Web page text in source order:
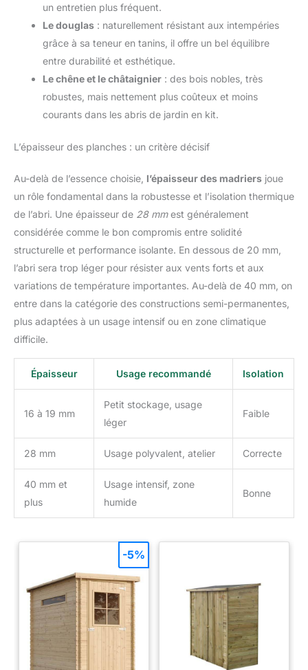
un entretien plus fréquent.
Le douglas : naturellement résistant aux intempéries
grâce à sa teneur en tanins, il offre un bel équilibre
entre durabilité et esthétique.
Le chêne et le châtaignier : des bois nobles, très
robustes, mais nettement plus coûteux et moins
courants dans les abris de jardin en kit.
L’épaisseur des planches : un critère décisif
Au-delà de l’essence choisie, l’épaisseur des madriers joue
un rôle fondamental dans la robustesse et l’isolation thermique
de l’abri. Une épaisseur de 28 mmest généralement
considérée comme le bon compromis entre solidité
structurelle et performance isolante. En dessous de 20 mm,
l’abri sera trop léger pour résister aux vents forts et aux
variations de température importantes. Au-delà de 40 mm, on
entre dans la catégorie des constructions semi-permanentes,
plus adaptées à un usage intensif ou en zone climatique
difficile.
Épaisseur Usage recommandé Isolation
16 à 19 mm
Petit stockage, usage
léger
Faible
28 mm Usage polyvalent, atelier Correcte
40 mm et
plus
Usage intensif, zone
humide
Bonne
-5%